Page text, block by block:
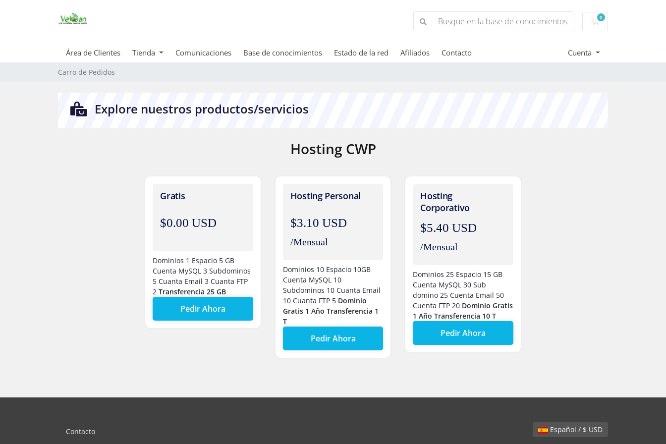
0
Carro de Pedidos
Área de Clientes Tienda Comunicaciones Base de conocimientos Estado de la red Afiliados Contacto Cuenta
Carro de Pedidos
Explore nuestros productos/servicios
Hosting CWP
Gratis
$0.00 USD
Dominios 1 Espacio 5 GB
Cuenta MySQL 3 Subdominos
5 Cuanta Email 3 Cuanta FTP
2 Transferencia 25 GB
Pedir Ahora
Hosting Personal
$3.10 USD
/Mensual
Dominios 10Espacio 10GB
Cuenta MySQL 10
Subdominos 10Cuanta Email
10Cuanta FTP 5 Dominio
Gratis 1 Año Transferencia 1
T
Pedir Ahora
Hosting
Corporativo
$5.40 USD
/Mensual
Dominios 25 Espacio 15 GB
Cuenta MySQL 30 Sub
domino 25 Cuenta Email 50
Cuenta FTP 20 Dominio Gratis
1 Año Transferencia 10 T
Pedir Ahora
Español / $ USD
Contacto